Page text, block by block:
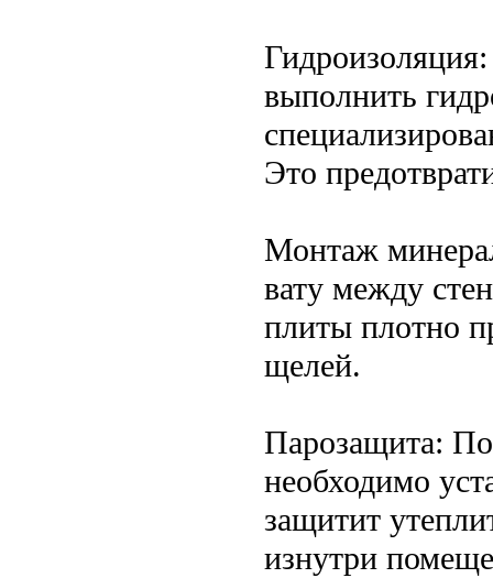
выполнить
Это
Монтаж
вату между
плиты плотно
щелей.
Парозащита:
необходимо
защитит
изнутри